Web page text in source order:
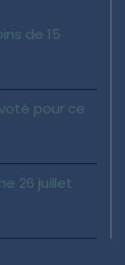
de 15
pour ce
26 juillet